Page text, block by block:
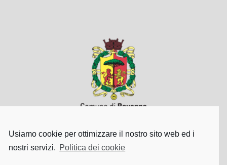
Usiamo cookie per ottimizzare il nostro sito web ed i
nostri servizi. Politica dei cookie
Comune di Ravenna